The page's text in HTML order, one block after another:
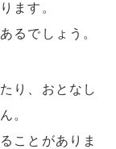
ます。
るでしょう。
り、おとなし
。
ことがありま